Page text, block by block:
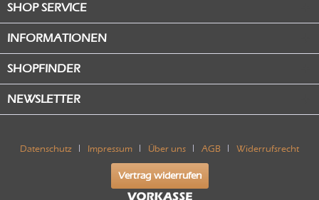
SHOP SERVICE
INFORMATIONEN
SHOPFINDER
NEWSLETTER
Datenschutz Impressum Über uns AGB Widerrufsrecht
Vertrag widerrufen